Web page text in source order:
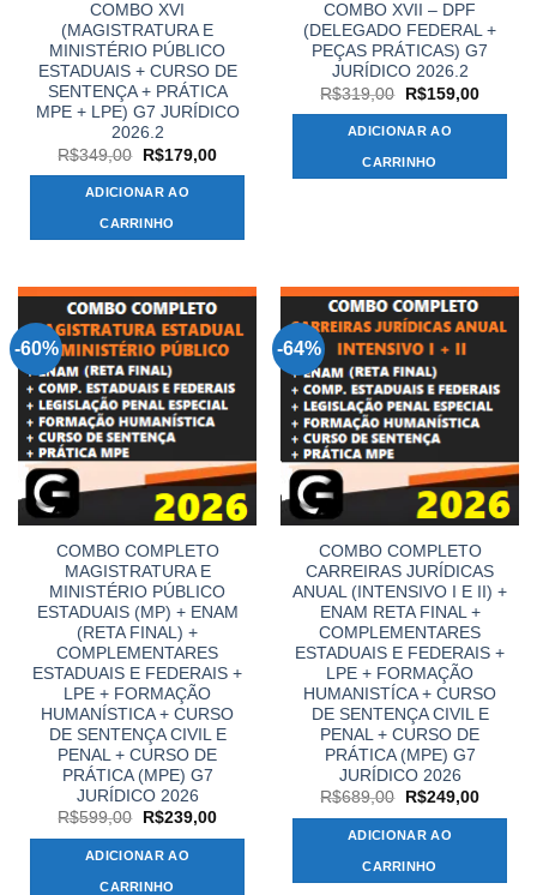
COMBO XVI
(MAGISTRATURA E
MINISTÉRIO PÚBLICO
ESTADUAIS + CURSO DE
SENTENÇA + PRÁTICA
MPE + LPE) G7 JURÍDICO
2026.2
R$349,00
O
original
era:
R$349,00.
R$179,00O
ADICIONAR AO
CARRINHO
COMBO XVII – DPF
(DELEGADO FEDERAL +
PEÇAS PRÁTICAS) G7
JURÍDICO 2026.2
R$319,00
O
original
era:
R$319,00.
R$159,00O
ADICIONAR AO
CARRINHO
-60%
COMBO COMPLETO
MAGISTRATURA E
MINISTÉRIO PÚBLICO
ESTADUAIS (MP) + ENAM
(RETA FINAL) +
COMPLEMENTARES
ESTADUAIS E FEDERAIS +
LPE + FORMAÇÃO
HUMANÍSTICA + CURSO
DE SENTENÇA CIVIL E
PENAL + CURSO DE
PRÁTICA (MPE) G7
JURÍDICO 2026
R$599,00
O
original
era:
R$599,00.
R$239,00O
R$239,00.
ADICIONAR AO
CARRINHO
-64%
COMBO COMPLETO
CARREIRAS JURÍDICAS
ANUAL (INTENSIVO I E II) +
ENAM RETA FINAL +
COMPLEMENTARES
ESTADUAIS E FEDERAIS +
LPE + FORMAÇÃO
HUMANISTÍCA + CURSO
DE SENTENÇA CIVIL E
PENAL + CURSO DE
PRÁTICA (MPE) G7
JURÍDICO 2026
R$689,00
O
original
era:
R$689,00.
R$249,00O
ADICIONAR AO
CARRINHO